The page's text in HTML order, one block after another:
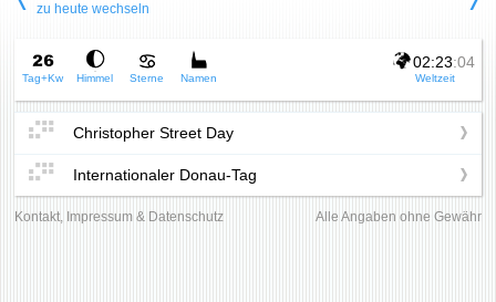
zu heute wechseln
Tag+Kw Himmel Sterne Namen
02:23:04
Weltzeit
Christopher Street Day
Internationaler Donau-Tag
Alle Angaben ohne Gewähr
Kontakt, Impressum & Datenschutz